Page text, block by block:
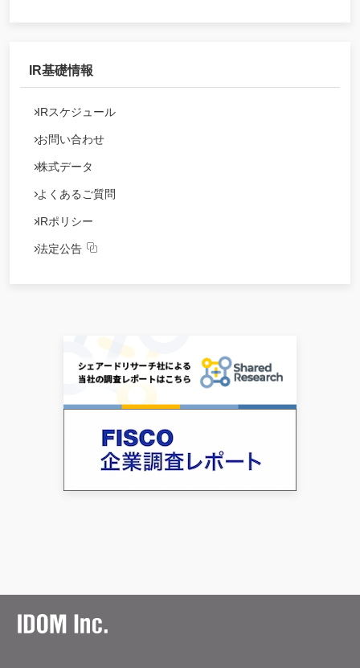
IR基礎情報
IRスケジュール
お問い合わせ
株式データ
よくあるご質問
IRポリシー
法定公告